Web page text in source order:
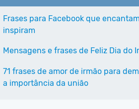
Frases para Facebook que
inspiram
Mensagens e frases de Feliz Dia do
71 frases de amor de irmão para
a importância da união